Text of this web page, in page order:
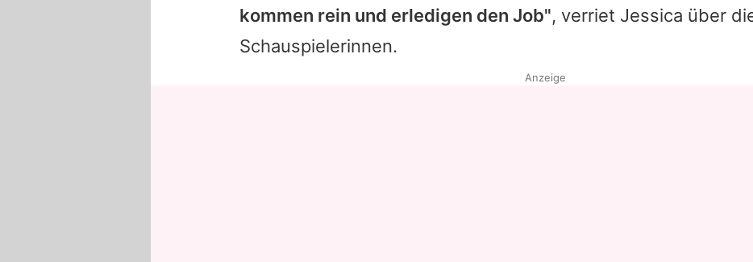
kommen rein und erledigen den Job", verriet Jessica über
Schauspielerinnen.
Anzeige